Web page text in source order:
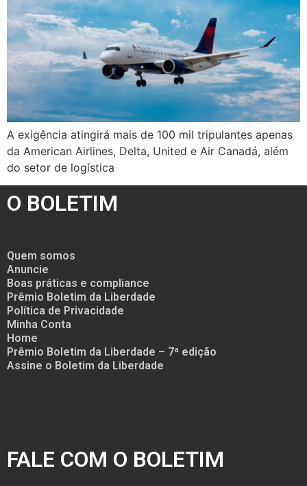
A exigência atingirá mais de 100 mil tripulantes apenas
da American Airlines, Delta, United e Air Canadá, além
do setor de logística
O BOLETIM
Quem somos
Anuncie
Boas práticas e compliance
Prêmio Boletim da Liberdade
Política de Privacidade
Minha Conta
Home
Prêmio Boletim da Liberdade – 7ª edição
Assine o Boletim da Liberdade
FALE COM O BOLETIM